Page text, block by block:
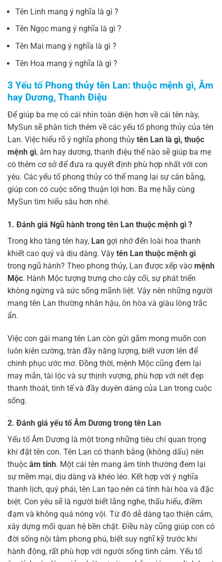
Tên Linh mang ý nghĩa là gì ?
Tên Ngọc mang ý nghĩa là gì ?
Tên Mai mang ý nghĩa là gì ?
Tên Hoa mang ý nghĩa là gì ?
3 Yếu tố Phong thủy tên Lan: thuộc mệnh gì, Âm
hay Dương, Thanh Điệu
Để giúp ba mẹ có cái nhìn toàn diện hơn về cái tên này,
MySun sẽ phân tích thêm về các yếu tố phong thủy của tên
Lan. Việc hiểu rõ ý nghĩa phong thủy tên Lan là gì, thuộc
mệnh gì, âm hay dương, thanh điệu thế nào sẽ giúp ba mẹ
có thêm cơ sở để đưa ra quyết định phù hợp nhất với con
yêu. Các yếu tố phong thủy có thể mang lại sự cân bằng,
giúp con có cuộc sống thuận lợi hơn. Ba mẹ hãy cùng
MySun tìm hiểu sâu hơn nhé.
1. Đánh giá Ngũ hành trong tên Lan thuộc mệnh gì ?
Trong kho tàng tên hay, Lan gợi nhớ đến loài hoa thanh
khiết cao quý và dịu dàng. Vậy tên Lan thuộc mệnh gì
trong ngũ hành? Theo phong thủy, Lan được xếp vào mệnh
Mộc. Hành Mộc tượng trưng cho cây cối, sự phát triển
không ngừng và sức sống mãnh liệt. Vậy nên những người
mang tên Lan thường nhân hậu, ôn hòa và giàu lòng trắc
ẩn.
Việc con gái mang tên Lan còn gửi gắm mong muốn con
luôn kiên cường, tràn đầy năng lượng, biết vươn lên để
chinh phục ước mơ. Đồng thời, mệnh Mộc cũng đem lại
may mắn, tài lộc và sự thịnh vượng, phù hợp với nét đẹp
thanh thoát, tinh tế và đầy duyên dáng của Lan trong cuộc
sống.
2. Đánh giá yếu tố Âm Dương trong tên Lan
Yếu tố Âm Dương là một trong những tiêu chí quan trọng
khi đặt tên con. Tên Lan có thanh bằng (không dấu) nên
thuộc âm tính. Một cái tên mang âm tính thường đem lại
sự mềm mại, dịu dàng và khéo léo. Kết hợp với ý nghĩa
thanh lịch, quý phái, tên Lan tạo nên cá tính hài hòa và đặc
biệt. Con yêu sẽ là người biết lắng nghe, thấu hiểu, điềm
đạm và không quá nóng vội. Từ đó dễ dàng tạo thiện cảm,
xây dựng mối quan hệ bền chặt. Điều này cũng giúp con có
đời sống nội tâm phong phú, biết suy nghĩ kỹ trước khi
hành động, rất phù hợp với người sống tình cảm. Yếu tố